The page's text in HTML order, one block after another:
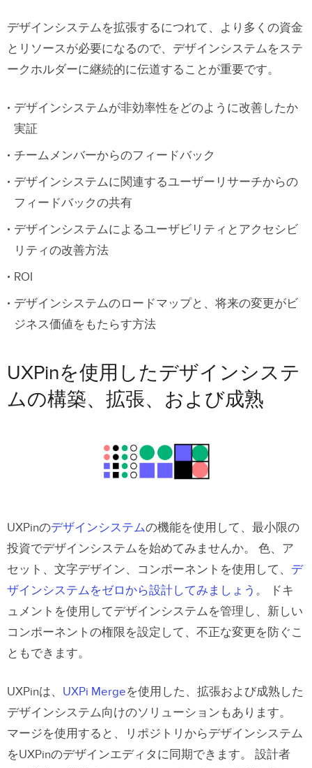
デザインシステムを拡張するにつれて、より多くの資金
とリソースが必要になるので、デザインシステムをステ
ークホルダーに継続的に伝道することが重要です。
デザインシステムが非効率性をどのように改善したか
実証
チームメンバーからのフィードバック
デザインシステムに関連するユーザーリサーチからの
フィードバックの共有
デザインシステムによるユーザビリティとアクセシビ
リティの改善方法
ROI
デザインシステムのロードマップと、将来の変更がビ
ジネス価値をもたらす方法
UXPinを使用したデザインシステ
ムの構築、拡張、および成熟
UXPinのデザインシステムの機能を使用して、最小限の
投資でデザインシステムを始めてみませんか。 色、ア
セット、文字デザイン、コンポーネントを使用して、 デ
ザインシステムをゼロから設計してみましょう 。 ドキ
ュメントを使用してデザインシステムを管理し、新しい
コンポーネントの権限を設定して、不正な変更を防ぐこ
ともできます。
UXPinは、 UXPi Mergeを使用した、拡張および成熟した
デザインシステム向けのソリューションもあります。
マージを使用すると、リポジトリからデザインシステム
をUXPinのデザインエディタに同期できます。 設計者